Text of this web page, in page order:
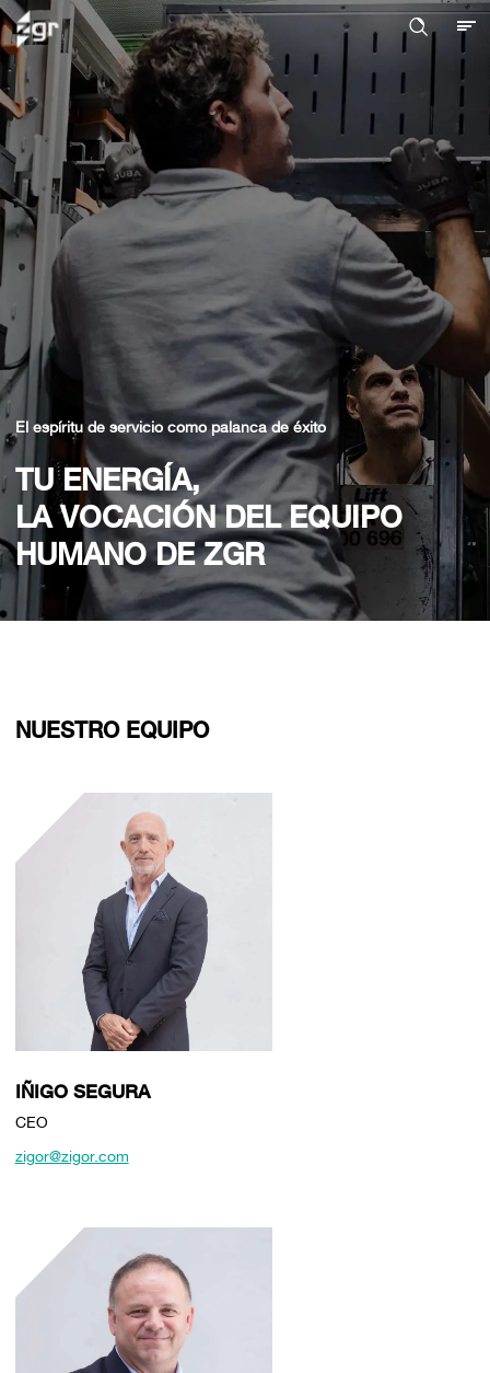
El espíritu de servicio como palanca de éxito
TU ENERGÍA,
LA VOCACIÓN DEL EQUIPO
HUMANO DE ZGR
NUESTRO EQUIPO
IÑIGO SEGURA
CEO
zigor@zigor.com